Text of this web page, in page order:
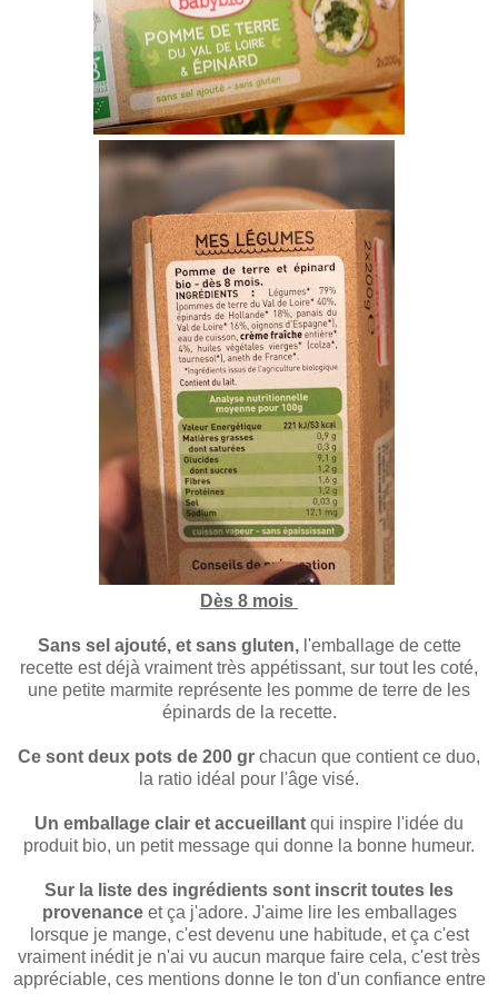
Dès 8 mois
Sans sel ajouté, et sans gluten,l'emballage de cette
recette est déjà vraiment très appétissant, sur tout les coté,
une petite marmite représente les pomme de terre de les
épinards de la recette.
Ce sont deux pots de 200 gr chacun que contient ce duo,
la ratio idéal pour l'âge visé.
Un emballage clair et accueillant qui inspire l'idée du
produit bio, un petit message qui donne la bonne humeur.
Sur la liste des ingrédients sont inscrit toutes les
provenanceet ça j'adore. J'aimelire les emballages
lorsque je mange, c'est devenu une habitude, et ça c'est
vraiment inédit je n'ai vu aucun marque faire cela, c'est très
appréciable, ces mentions donne le ton d'un confiance entre